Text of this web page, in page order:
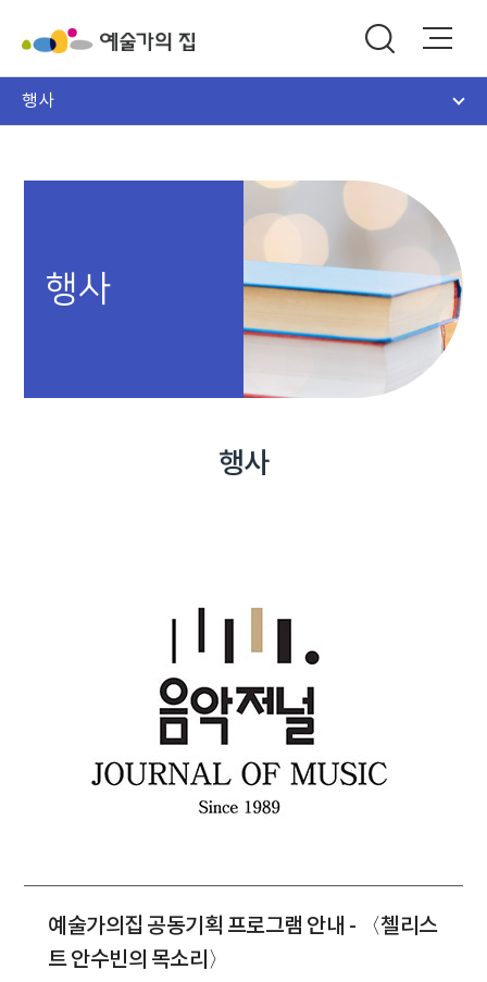
행사
행사
행사
예술가의집 공동기획 프로그램 안내 - 〈첼리스
트 안수빈의 목소리〉